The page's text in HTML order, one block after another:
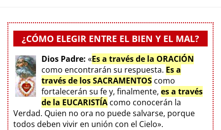
¿CÓMO ELEGIR ENTRE EL BIEN Y EL MAL?
Dios Padre: «Es a través de la ORACIÓN
como encontrarán su respuesta. Es a
través de los SACRAMENTOS como
fortalecerán su fe y, finalmente, es a través
de la EUCARISTÍA como conocerán la
Verdad. Quien no ora no puede salvarse, porque
todos deben vivir en unión con el Cielo».